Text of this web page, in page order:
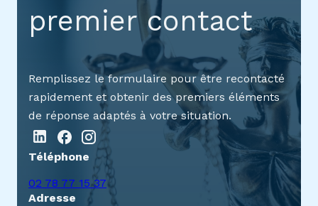
premier contact
Remplissez le formulaire pour être recontacté
rapidement et obtenir des premiers éléments
de réponse adaptés à votre situation.
Téléphone
02 78 77 15 37
Adresse